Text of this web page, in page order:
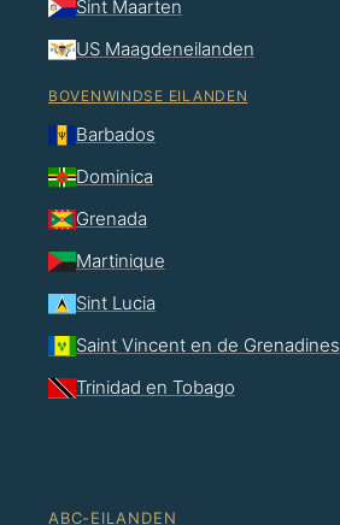
Sint Maarten
US Maagdeneilanden
BOVENWINDSE EILANDEN
Barbados
Dominica
Grenada
Martinique
Sint Lucia
Saint Vincent en de Grenadines
Trinidad en Tobago
ABC-EILANDEN